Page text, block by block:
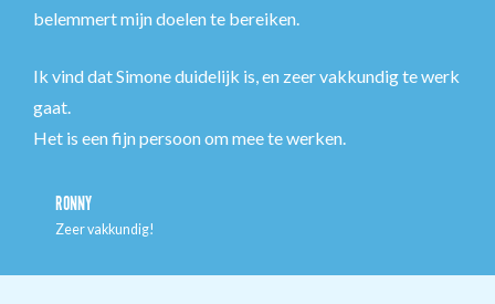
belemmert mijn doelen te bereiken.
Ik vind dat Simone duidelijk is, en zeer vakkundig te werk
gaat.
Het is een fijn persoon om mee te werken.
RONNY
Zeer vakkundig!